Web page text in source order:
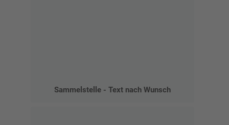
Sammelstelle - Text nach Wunsch